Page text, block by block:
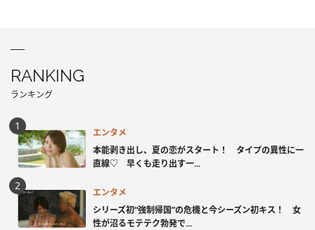
RANKING
ランキング
エンタメ
本能剥き出し、夏の恋がスタート！ タイプの異性に一
直線♡ 早くも走り出す一...
エンタメ
シリーズ初“強制帰国”の危機と今シーズン初キス！ 女
性が沼るモテテク勃発で...